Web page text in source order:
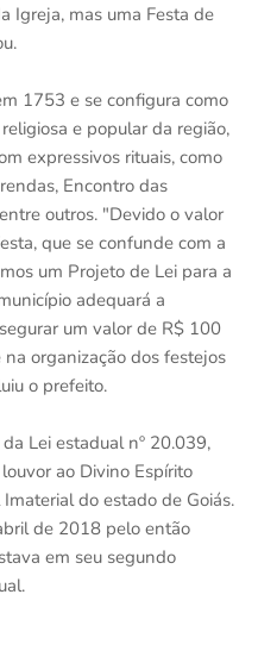
Igreja, mas uma Festa de
1753 e se configura como
e popular da região,
expressivos rituais, como
Encontro das
outros. "Devido o valor
que se confunde com a
um Projeto de Lei para a
adequará a
um valor de R$ 100
organização dos festejos
o prefeito.
Lei estadual nº 20.039,
ao Divino Espírito
do estado de Goiás.
de 2018 pelo então
em seu segundo